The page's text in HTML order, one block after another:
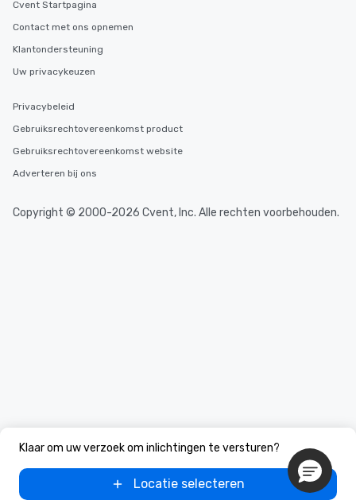
Klaar om uw verzoek om inlichtingen te versturen?
Locatie selecteren
Cvent Startpagina
Contact met ons opnemen
Klantondersteuning
Uw privacykeuzen
Privacybeleid
Gebruiksrechtovereenkomst product
Gebruiksrechtovereenkomst website
Adverteren bij ons
Copyright © 2000-2026 Cvent, Inc. Alle rechten voorbehouden.